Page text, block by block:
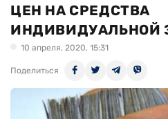
ЦЕН НА СРЕДСТВА
ИНДИВИДУАЛЬНОЙ
10 апреля, 2020, 15:31
Поделиться